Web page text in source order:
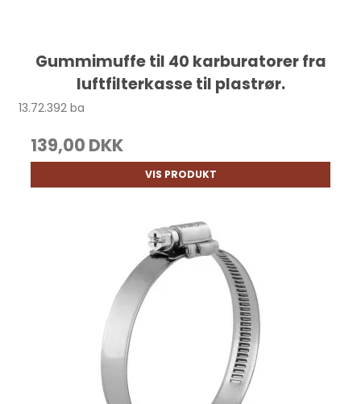
Gummimuffe til 40 karburatorer fra
luftfilterkasse til plastrør.
13.72.392 ba
139,00 DKK
VIS PRODUKT